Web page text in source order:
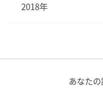
2018年
あなた